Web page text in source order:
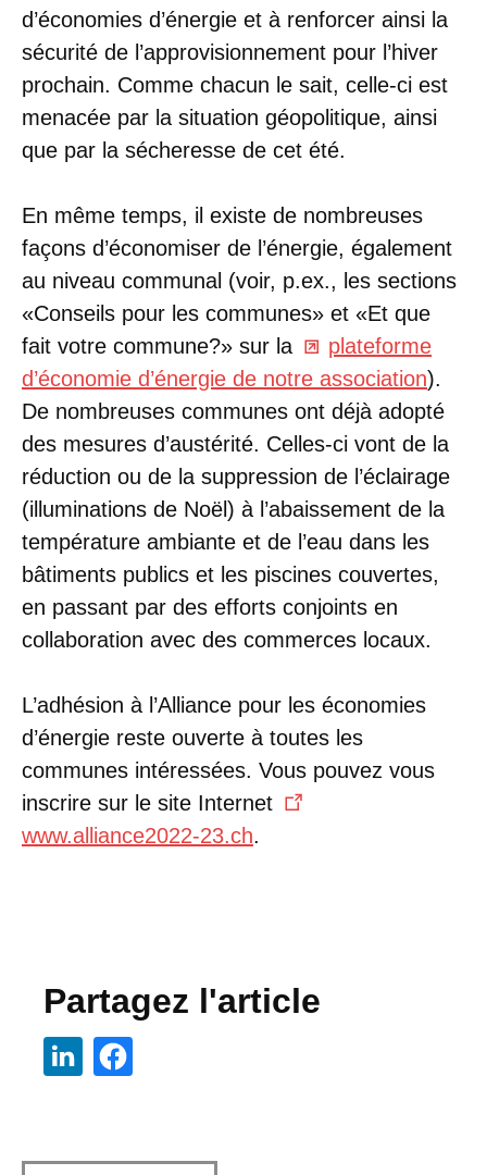
d’économies d’énergie et à renforcer ainsi la
sécurité de l’approvisionnement pour l’hiver
prochain. Comme chacun le sait, celle-ci est
menacée par la situation géopolitique, ainsi
que par la sécheresse de cet été.
En même temps, il existe de nombreuses
façons d’économiser de l’énergie, également
au niveau communal (voir, p.ex., les sections
«Conseils pour les communes» et «Et que
fait votre commune?» sur la
plateforme
d’économie d’énergie de notre association).
De nombreuses communes ont déjà adopté
des mesures d’austérité. Celles-ci vont de la
réduction ou de la suppression de l’éclairage
(illuminations de Noël) à l’abaissement de la
température ambiante et de l’eau dans les
bâtiments publics et les piscines couvertes,
en passant par des efforts conjoints en
collaboration avec des commerces locaux.
L’adhésion à l’Alliance pour les économies
d’énergie reste ouverte à toutes les
communes intéressées. Vous pouvez vous
inscrire sur le site Internet
www.alliance2022-23.ch.
Partagez l'article